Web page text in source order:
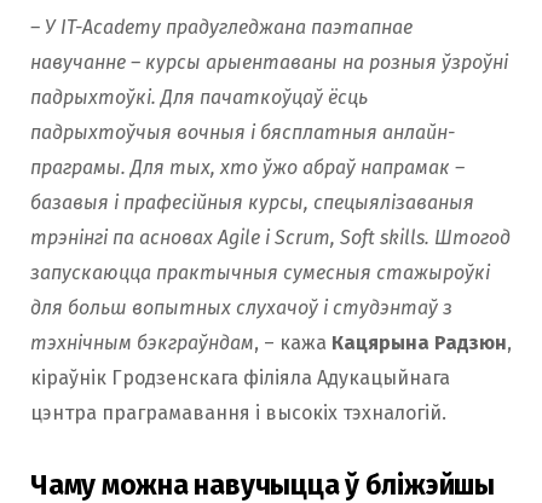
– У IT-Academy прадугледжана паэтапнае
навучанне – курсы арыентаваны на розныя ўзроўні
падрыхтоўкі. Для пачаткоўцаў ёсць
падрыхтоўчыя вочныя і бясплатныя анлайн-
праграмы. Для тых, хто ўжо абраў напрамак –
базавыя і прафесійныя курсы, спецыялізаваныя
трэнінгі па асновах Agile і Scrum, Soft skills. Штогод
запускаюцца практычныя сумесныя стажыроўкі
для больш вопытных слухачоў і студэнтаў з
тэхнічным бэкграўндам, – кажа Кацярына Радзюн,
кіраўнік Гродзенскага філіяла Адукацыйнага
цэнтра праграмавання і высокіх тэхналогій.
Чаму можна навучыцца ў бліжэйшы